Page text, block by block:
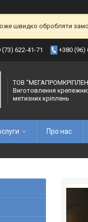
швидко обробляти
(73) 622-41-71 +380 (96)
ТОВ
Виготовлення
метизних кріплень
Про нас